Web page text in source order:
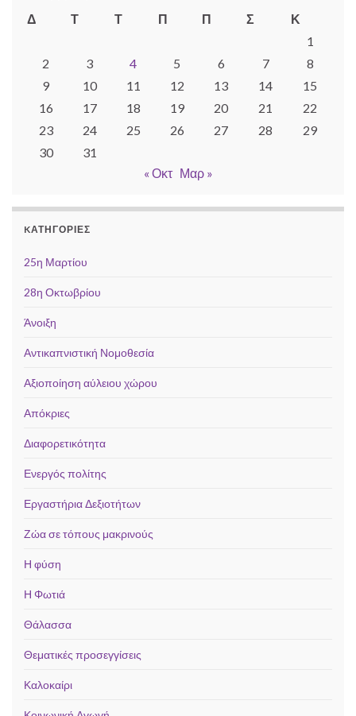
Δ
Τ Τ Π Π Σ
Κ
1
2
3 4 5 6 7
8
9
10 11 12 13 14
15
16
17 18 19 20 21
22
23
24 25 26 27 28
29
30
31
« Οκτ Μαρ »
KΑΤΗΓΟΡΊΕΣ
25η Μαρτίου
28η Οκτωβρίου
Άνοιξη
Αντικαπνιστική Νομοθεσία
Αξιοποίηση αύλειου χώρου
Απόκριες
Διαφορετικότητα
Ενεργός πολίτης
Εργαστήρια Δεξιοτήτων
Ζώα σε τόπους μακρινούς
Η φύση
Η Φωτιά
Θάλασσα
Θεματικές προσεγγίσεις
Καλοκαίρι